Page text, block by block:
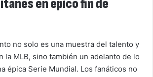
en épico fin de
no solo es una muestra del talento y
la MLB, sino también un adelanto de lo
épica Serie Mundial. Los fanáticos no